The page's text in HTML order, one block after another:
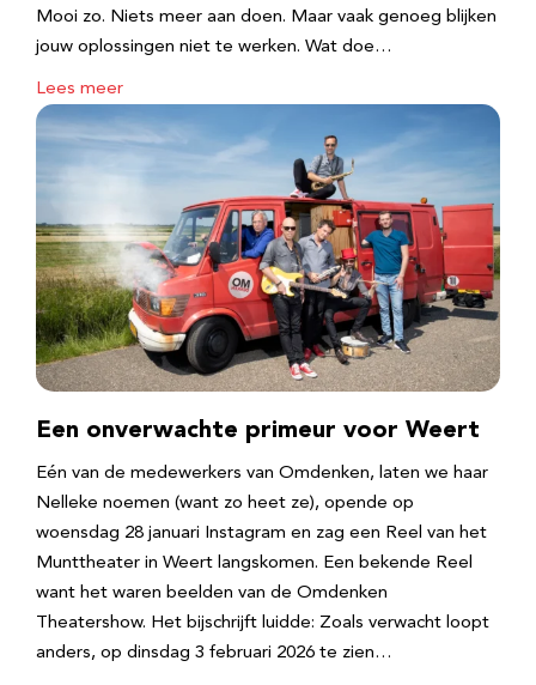
Mooi zo. Niets meer aan doen. Maar vaak genoeg blijken
jouw oplossingen niet te werken. Wat doe…
Lees meer
Een onverwachte primeur voor Weert
Eén van de medewerkers van Omdenken, laten we haar
Nelleke noemen (want zo heet ze), opende op
woensdag 28 januari Instagram en zag een Reel van het
Munttheater in Weert langskomen. Een bekende Reel
want het waren beelden van de Omdenken
Theatershow. Het bijschrijft luidde: Zoals verwacht loopt
anders, op dinsdag 3 februari 2026 te zien…